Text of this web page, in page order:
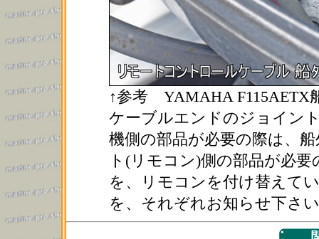
↑参考 YAMAHA F115AETX
ケーブルエンドのジョイン
機側の部品が必要の際は、
ト(リモコン)側の部品が必
を、リモコンを付け替えて
を、それぞれお知らせ下さ